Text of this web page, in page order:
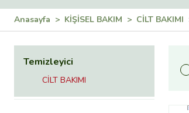
Anasayfa KİŞİSEL BAKIM CİLT BAKIMI
Temizleyici
CİLT BAKIMI